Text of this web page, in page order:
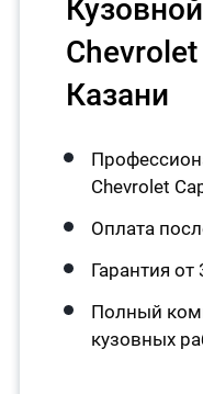
Казани
Chevrolet
Оплата
Гарантия от
Полный
кузовных